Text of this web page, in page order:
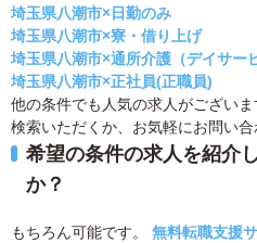
埼玉県八潮市×日勤のみ
埼玉県八潮市×寮・借り上げ
埼玉県八潮市×通所介護（デイサー
埼玉県八潮市×正社員(正職員)
他の条件でも人気の求人がござい
検索いただくか、お気軽にお問い合
希望の条件の求人を紹介
か？
もちろん可能です。 無料転職支援